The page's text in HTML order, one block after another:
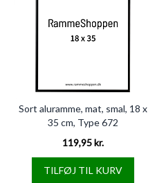
Sort aluramme, mat, smal, 18 x
35 cm, Type 672
119,95 kr.
TILFØJ TIL KURV